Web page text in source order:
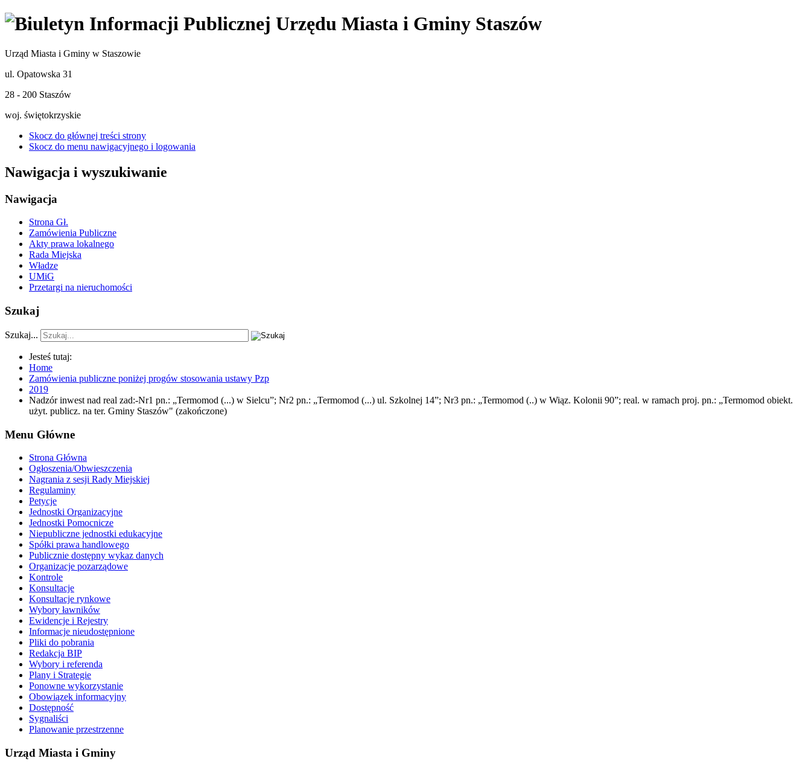
Urząd Miasta i Gminy w Staszowie
ul. Opatowska 31
28 - 200 Staszów
woj. świętokrzyskie
Skocz do głównej treści strony
Skocz do menu nawigacyjnego i logowania
Nawigacja i wyszukiwanie
Nawigacja
Strona Gł.
Zamówienia Publiczne
Akty prawa lokalnego
Rada Miejska
Władze
UMiG
Przetargi na nieruchomości
Szukaj
Szukaj...
Jesteś tutaj:
Home
Zamówienia publiczne poniżej progów stosowania ustawy Pzp
2019
Nadzór inwest nad real zad:-Nr1 pn.: „Termomod (...) w Sielcu”; Nr2 pn.: „Termomod (...) ul. Szkolnej 14”; Nr3 pn.: „Termomod (..) w Wiąz. Kolonii 90”; real. w ramach proj. pn.: „Termomod obiekt.
użyt. publicz. na ter. Gminy Staszów" (zakończone)
Menu Główne
Strona Główna
Ogłoszenia/Obwieszczenia
Nagrania z sesji Rady Miejskiej
Regulaminy
Petycje
Jednostki Organizacyjne
Jednostki Pomocnicze
Niepubliczne jednostki edukacyjne
Spółki prawa handlowego
Publicznie dostępny wykaz danych
Organizacje pozarządowe
Kontrole
Konsultacje
Konsultacje rynkowe
Wybory ławników
Ewidencje i Rejestry
Informacje nieudostępnione
Pliki do pobrania
Redakcja BIP
Wybory i referenda
Plany i Strategie
Ponowne wykorzystanie
Obowiązek informacyjny
Dostępność
Sygnaliści
Planowanie przestrzenne
Urząd Miasta i Gminy